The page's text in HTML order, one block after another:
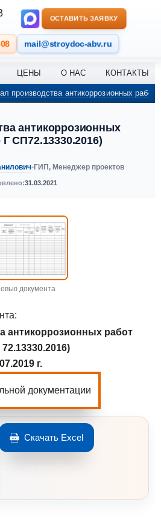
mail@stroydoc-abv.ru
ОСТАВИТЬ ЗАЯВКУ
ЦЕНЫ О НАС КОНТАКТЫ
производства антикоррозионных
антикоррозионных
СП72.13330.2016)
•ГИП, Менеджер проектов
31.03.2021
документа
антикоррозионных работ
г.
документации
Скачать Excel